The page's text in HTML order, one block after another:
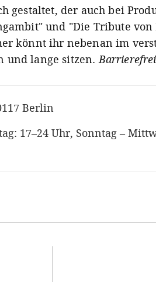
gestaltet, der auch bei
und "Die Tribute von
könnt ihr nebenan im
und lange sitzen. Barrierefrei
Berlin
17–24 Uhr, Sonntag –